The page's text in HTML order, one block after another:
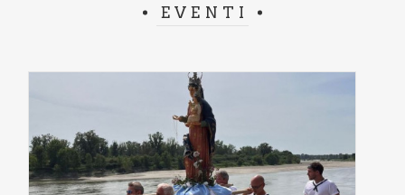
EVENTI